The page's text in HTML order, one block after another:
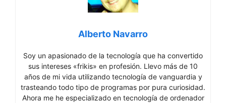
Alberto Navarro
Soy un apasionado de la tecnología que ha convertido
sus intereses «frikis» en profesión. Llevo más de 10
años de mi vida utilizando tecnología de vanguardia y
trasteando todo tipo de programas por pura curiosidad.
Ahora me he especializado en tecnología de ordenador